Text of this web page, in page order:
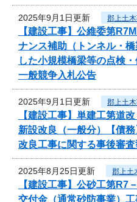
2025年9月1日更新 郡上土
【建設工事】公維委第
ナンス補助（トンネル・
した小規模橋梁等の点検
一般競争入札公告
2025年9月1日更新 郡上土
【建設工事】単建工第道
新設改良（一般分）【債
改良工事に関する事後審
2025年8月25日更新 郡上土
【建設工事】公砂工第
交付金（通常砂防事業）